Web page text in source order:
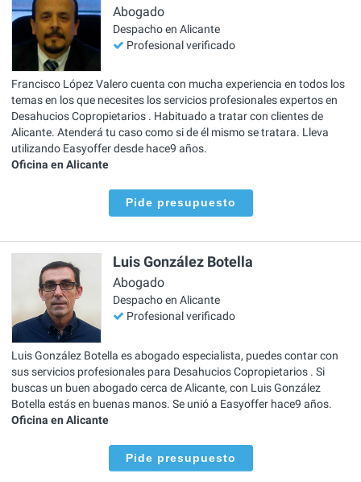
Abogado
Despacho en Alicante
Profesional verificado
Francisco López Valero cuenta con mucha experiencia en todos los
temas en los que necesites los servicios profesionales expertos en
Desahucios Copropietarios . Habituado a tratar con clientes de
Alicante. Atenderá tu caso como si de él mismo se tratara. Lleva
utilizando Easyoffer desde hace9 años.
Oficina en Alicante
Pide presupuesto
Luis González Botella
Abogado
Despacho en Alicante
Profesional verificado
Luis González Botella es abogado especialista, puedes contar con
sus servicios profesionales para Desahucios Copropietarios . Si
buscas un buen abogado cerca de Alicante, con Luis González
Botella estás en buenas manos. Se unió a Easyoffer hace9 años.
Oficina en Alicante
Pide presupuesto